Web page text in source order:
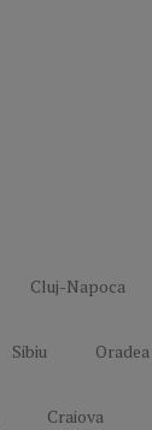
Cluj-Napoca
Sibiu Oradea
Craiova